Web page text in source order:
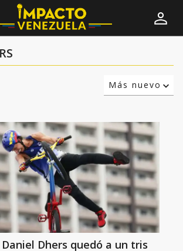
Más nuevo
Daniel Dhers quedó a un tris